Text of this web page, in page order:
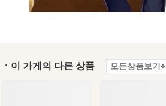
ㆍ이 가게의 다른 상품 모든상품보기+